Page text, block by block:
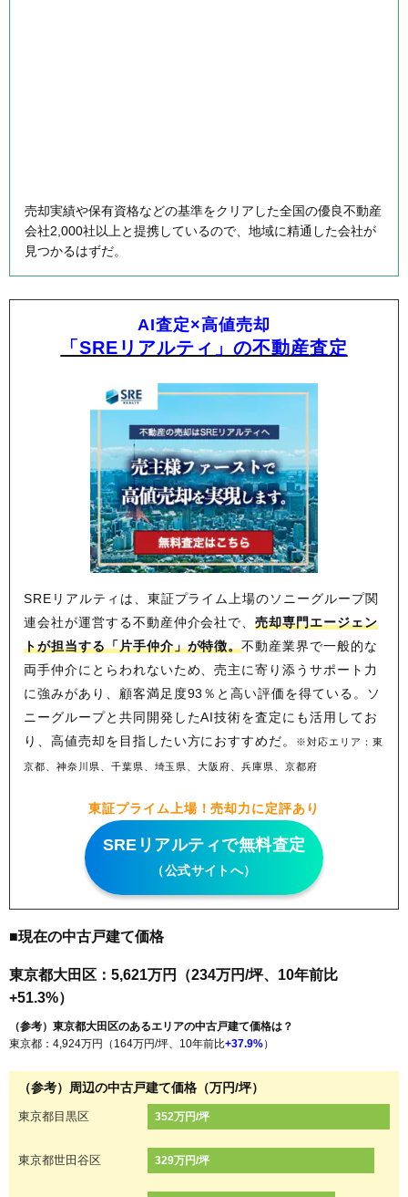
売却実績や保有資格などの基準をクリアした全国の優良不動産
会社2,000社以上と提携しているので、地域に精通した会社が
見つかるはずだ。
AI査定×高値売却
「SREリアルティ」の不動産査定
SREリアルティは、東証プライム上場のソニーグループ関
連会社が運営する不動産仲介会社で、売却専門エージェン
トが担当する「片手仲介」が特徴。不動産業界で一般的な
両手仲介にとらわれないため、売主に寄り添うサポート力
に強みがあり、顧客満足度93％と高い評価を得ている。ソ
ニーグループと共同開発したAI技術を査定にも活用してお
り、高値売却を目指したい方におすすめだ。
※対応エリア：東
京都、神奈川県、千葉県、埼玉県、大阪府、兵庫県、京都府
東証プライム上場！売却力に定評あり
SREリアルティで無料査定
（公式サイトへ）
■現在の中古戸建て価格
東京都大田区：5,621万円（234万円/坪、10年前比
+51.3%）
（参考）東京都大田区のあるエリアの中古戸建て価格は？
東京都：4,924万円（164万円/坪、10年前比+37.9%）
（参考）周辺の中古戸建て価格（万円/坪）
東京都目黒区 352万円/坪
東京都世田谷区 329万円/坪